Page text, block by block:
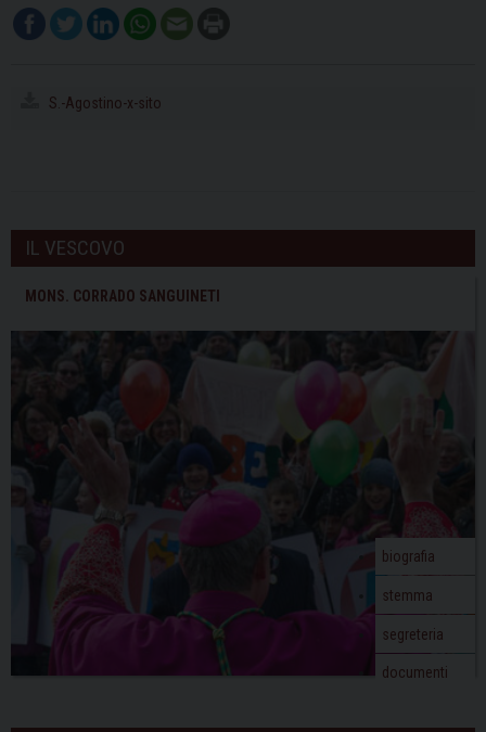
S.-Agostino-x-sito
IL VESCOVO
MONS. CORRADO SANGUINETI
biografia
stemma
segreteria
documenti